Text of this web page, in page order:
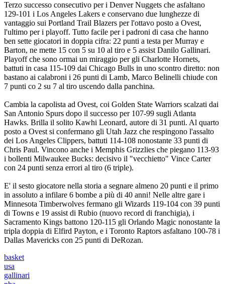
Terzo successo consecutivo per i Denver Nuggets che asfaltano
129-101 i Los Angeles Lakers e conservano due lunghezze di
vantaggio sui Portland Trail Blazers per l'ottavo posto a Ovest,
l'ultimo per i playoff. Tutto facile per i padroni di casa che hanno
ben sette giocatori in doppia cifra: 22 punti a testa per Murray e
Barton, ne mette 15 con 5 su 10 al tiro e 5 assist Danilo Gallinari.
Playoff che sono ormai un miraggio per gli Charlotte Hornets,
battuti in casa 115-109 dai Chicago Bulls in uno scontro diretto: non
bastano ai calabroni i 26 punti di Lamb, Marco Belinelli chiude con
7 punti co 2 su 7 al tiro uscendo dalla panchina.
Cambia la capolista ad Ovest, coi Golden State Warriors scalzati dai
San Antonio Spurs dopo il successo per 107-99 sugli Atlanta
Hawks. Brilla il solito Kawhi Leonard, autore di 31 punti. Al quarto
posto a Ovest si confermano gli Utah Jazz che respingono l'assalto
dei Los Angeles Clippers, battuti 114-108 nonostante 33 punti di
Chris Paul. Vincono anche i Memphis Grizzlies che piegano 113-93
i bollenti Milwaukee Bucks: decisivo il "vecchietto" Vince Carter
con 24 punti senza errori al tiro (6 triple).
E' il sesto giocatore nella storia a segnare almeno 20 punti e il primo
in assoluto a infilare 6 bombe a più di 40 anni! Nelle altre gare i
Minnesota Timberwolves fermano gli Wizards 119-104 con 39 punti
di Towns e 19 assist di Rubio (nuovo record di franchigia), i
Sacramento Kings battono 120-115 gli Orlando Magic nonostante la
tripla doppia di Elfird Payton, e i Toronto Raptors asfaltano 100-78 i
Dallas Mavericks con 25 punti di DeRozan.
basket
usa
gallinari